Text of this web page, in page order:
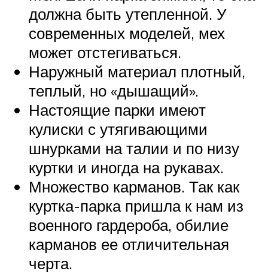
должна быть утепленной. У
современных моделей, мех
может отстегиваться.
Наружный материал плотный,
теплый, но «дышащий».
Настоящие парки имеют
кулиски с утягивающими
шнурками на талии и по низу
куртки и иногда на рукавах.
Множество карманов. Так как
куртка-парка пришла к нам из
военного гардероба, обилие
карманов ее отличительная
черта.